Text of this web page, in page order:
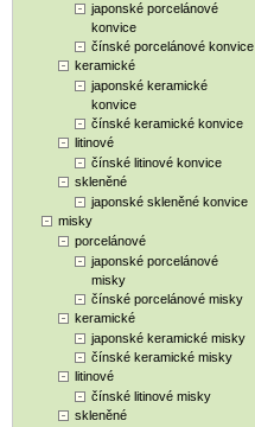
japonské porcelánové
konvice
čínské porcelánové konvice
keramické
japonské keramické
konvice
čínské keramické konvice
litinové
čínské litinové konvice
skleněné
japonské skleněné konvice
misky
porcelánové
japonské porcelánové
misky
čínské porcelánové misky
keramické
japonské keramické misky
čínské keramické misky
litinové
čínské litinové misky
skleněné